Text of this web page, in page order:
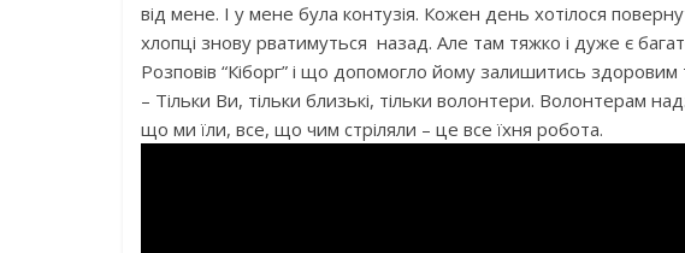
від мене. І у мене була контузія. Кожен день хотілося
хлопці знову рватимуться назад. Але там тяжко і дуже є
Розповів “Кіборг” і що допомогло йому залишитись
– Тільки Ви, тільки близькі, тільки волонтери. Волонтерам
що ми їли, все, що чим стріляли – це все їхня робота.